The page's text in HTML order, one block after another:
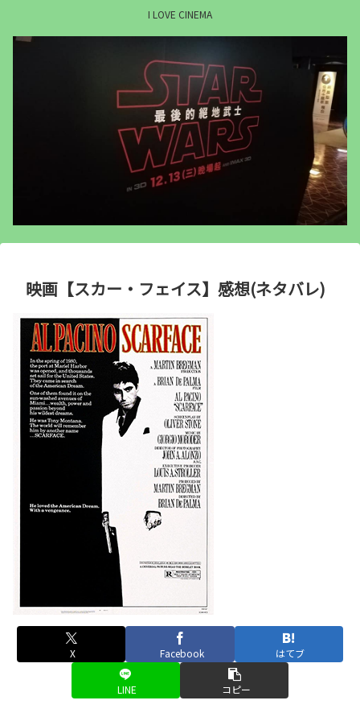
I LOVE CINEMA
映画【スカー・フェイス】感想(ネタバレ)
X Facebook はてブ
LINE コピー